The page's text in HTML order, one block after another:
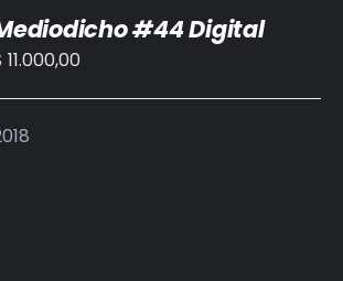
#44 Digital
11.000,00